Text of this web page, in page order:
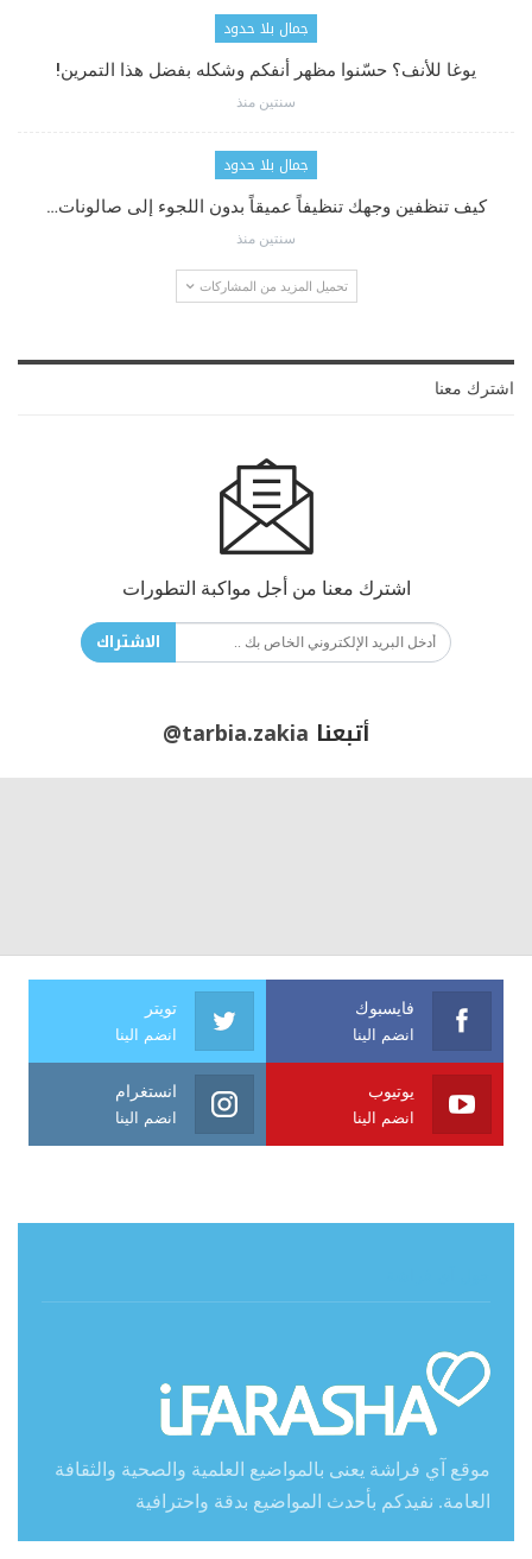
جمال بلا حدود
يوغا للأنف؟ حسّنوا مظهر أنفكم وشكله بفضل هذا التمرين!
سنتين منذ
جمال بلا حدود
كيف تنظفين وجهك تنظيفاً عميقاً بدون اللجوء إلى صالونات…
سنتين منذ
تحميل المزيد من المشاركات
اشترك معنا
اشترك معنا من أجل مواكبة التطورات
الاشتراك
أتبعنا @tarbia.zakia
فايسبوك
انضم الينا
تويتر
انضم الينا
يوتيوب
انضم الينا
انستغرام
انضم الينا
موقع آي فراشة يعنى بالمواضيع العلمية والصحية والثقافة
العامة. نفيدكم بأحدث المواضيع بدقة واحترافية